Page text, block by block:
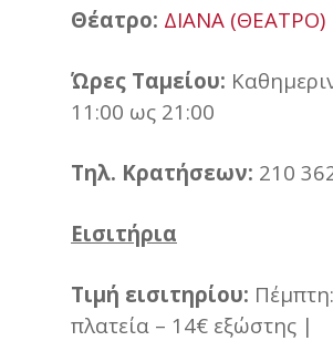
Θέατρο: ΔΙΑΝΑ (ΘΕΑΤΡΟ)
Ώρες Ταμείου:
11:00 ως 21:00
Τηλ. Κρατήσεων: 210
Εισιτήρια
Τιμή εισιτηρίου:
πλατεία – 14€ εξώστης |